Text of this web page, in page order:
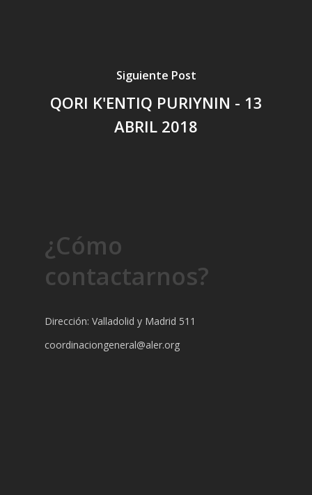
Siguiente Post
QORI K'ENTIQ PURIYNIN - 13
ABRIL 2018
¿Cómo
contactarnos?
Dirección: Valladolid y Madrid 511
coordinaciongeneral@aler.org